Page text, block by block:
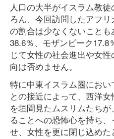
人口の大半がイスラム教
ろん、今回訪問したアフ
の割合は少なくないこと
38.6％、モザンビーク17.8
じて女性の社会進出や女
向は否めません。
特に中東イスラム圏にお
との接近によって、西洋
を垣間見たムスリムたち
ることへの恐怖心を持ち
せ、女性を更に閉じ込めた